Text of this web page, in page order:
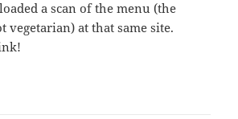
a scan of the menu (the
vegetarian) at that same site.